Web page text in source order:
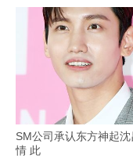
SM公司承认东方神起
情 此